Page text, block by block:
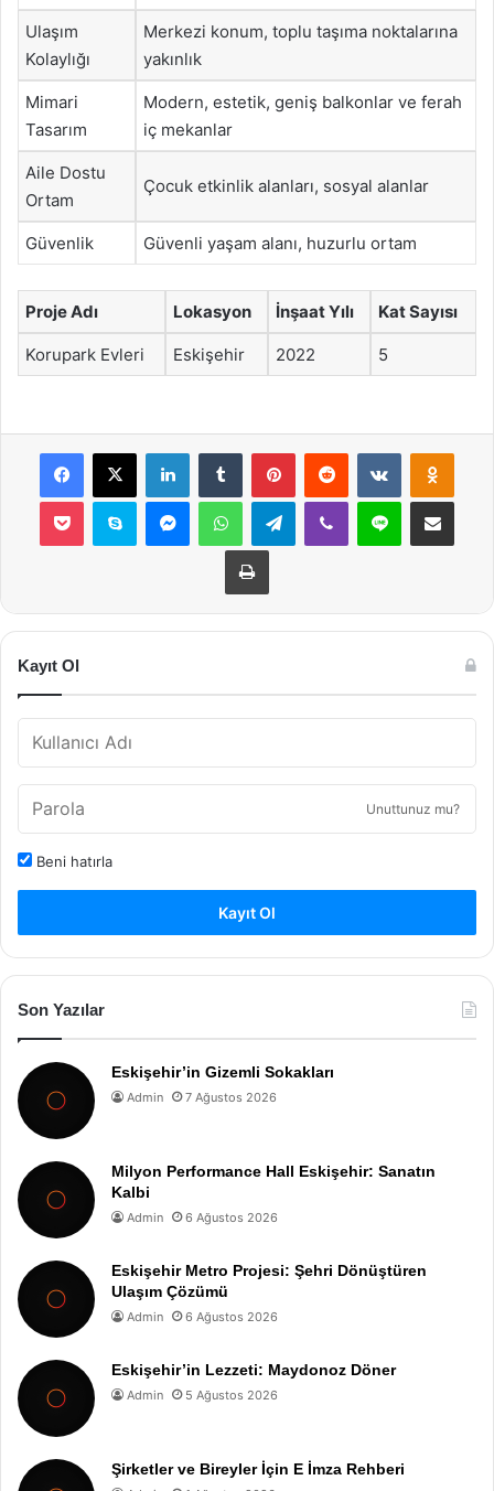
Ulaşım
Kolaylığı
Merkezi konum, toplu taşıma noktalarına
yakınlık
Mimari
Tasarım
Modern, estetik, geniş balkonlar ve ferah
iç mekanlar
Aile Dostu
Ortam
Çocuk etkinlik alanları, sosyal alanlar
Güvenlik Güvenli yaşam alanı, huzurlu ortam
Proje Adı Lokasyon İnşaat Yılı Kat Sayısı
Korupark Evleri Eskişehir 2022 5
Facebook
X LinkedInTumblr PinterestReddit VKontakte
Pocket Skype MessengerWhatsAppTelegramViber Line E-Posta ile
Yazdır
Kayıt Ol
Unuttunuz mu?
Beni hatırla
Kayıt Ol
Son Yazılar
Eskişehir’in Gizemli Sokakları
Admin 7 Ağustos 2026
Milyon Performance Hall Eskişehir: Sanatın
Kalbi
Admin 6 Ağustos 2026
Eskişehir Metro Projesi: Şehri Dönüştüren
Ulaşım Çözümü
Admin 6 Ağustos 2026
Eskişehir’in Lezzeti: Maydonoz Döner
Admin 5 Ağustos 2026
Şirketler ve Bireyler İçin E İmza Rehberi